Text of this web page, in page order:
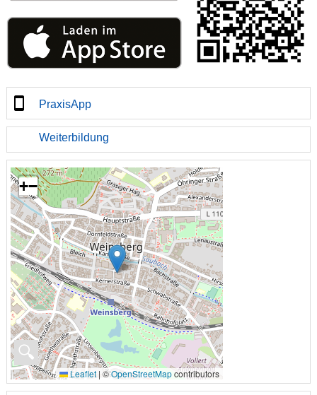
PraxisApp
Weiterbildung
🔍
+−
Leaflet | ©OpenStreetMapcontributors